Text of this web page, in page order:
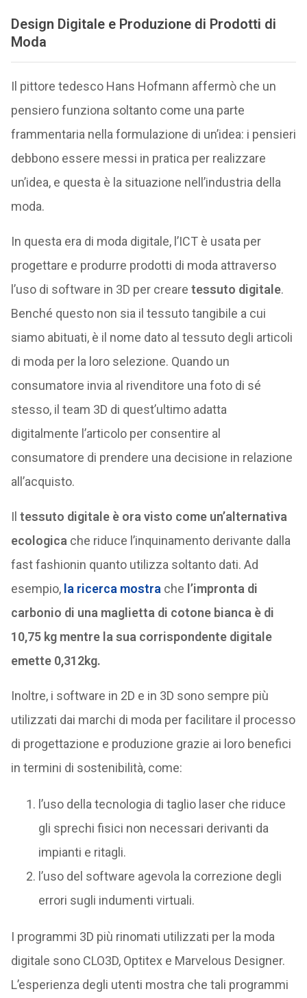
Design Digitale e Produzione di Prodotti di
Moda
Il pittore tedesco Hans Hofmann affermò che un
pensiero funziona soltanto come una parte
frammentaria nella formulazione di un’idea: i pensieri
debbono essere messi in pratica per realizzare
un’idea, e questa è la situazione nell’industria della
moda.
In questa era di moda digitale, l’ICT è usata per
progettare e produrre prodotti di moda attraverso
l’uso di software in 3D per creare tessuto digitale.
Benché questo non sia il tessuto tangibile a cui
siamo abituati, è il nome dato al tessuto degli articoli
di moda per la loro selezione. Quando un
consumatore invia al rivenditore una foto di sé
stesso, il team 3D di quest’ultimo adatta
digitalmente l’articolo per consentire al
consumatore di prendere una decisione in relazione
all’acquisto.
Il tessuto digitale è ora visto come un’alternativa
ecologica che riduce l’inquinamento derivante dalla
fast fashionin quanto utilizza soltanto dati. Ad
esempio, la ricerca mostra che l’impronta di
carbonio di una maglietta di cotone bianca è di
10,75 kg mentre la sua corrispondente digitale
emette 0,312kg.
Inoltre, i software in 2D e in 3D sono sempre più
utilizzati dai marchi di moda per facilitare il processo
di progettazione e produzione grazie ai loro benefici
in termini di sostenibilità, come:
l’uso della tecnologia di taglio laser che riduce
gli sprechi fisici non necessari derivanti da
impianti e ritagli.
l’uso del software agevola la correzione degli
errori sugli indumenti virtuali.
I programmi 3D più rinomati utilizzati per la moda
digitale sono CLO3D, Optitex e Marvelous Designer.
L’esperienza degli utenti mostra che tali programmi